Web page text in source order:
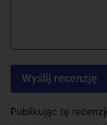
Publikując tę